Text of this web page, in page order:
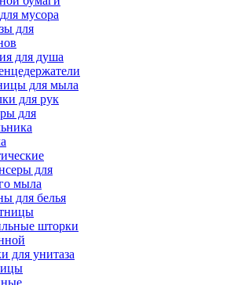
мусора
для
для душа
для мыла
для рук
для
для
мыла
для белья
шторки
для унитаза